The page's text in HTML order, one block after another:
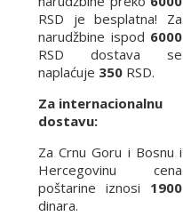
RSD je besplatna! Za
narudžbine ispod 6000
RSD dostava se
naplaćuje 350 RSD.
Za internacionalnu
dostavu:
Za Crnu Goru i Bosnu i
Hercegovinu cena
poštarine iznosi 1900
dinara.